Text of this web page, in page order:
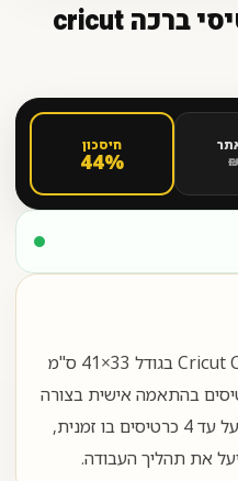
מציאון – משטח כרטיסי ברכה cricut
₪
חיסכון
44%
משטח כרטיסי הברכה Cricut CardMat בגודל 33×41 ס"מ
בהתאמה אישית בצורה
מהירה. המשטח מאפשר לעבוד על עד 4 כרטיסים בו זמנית,
את תהליך העבודה.